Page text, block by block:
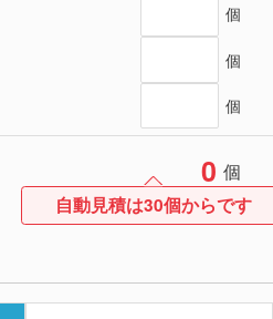
個
個
個
0 個
自動見積は30個からです